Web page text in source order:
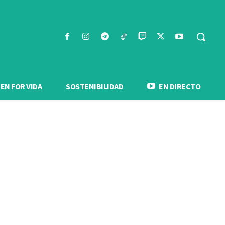
FOR VIDA SOSTENIBILIDAD EN DIRECTO